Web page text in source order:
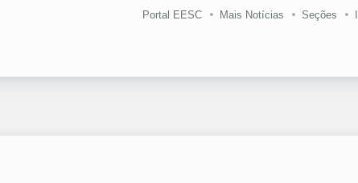
Portal EESC Mais Notícias Seções